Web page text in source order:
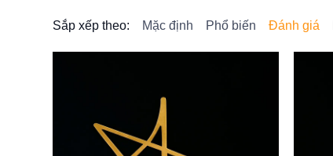
Sắp xếp theo: Mặc định Phổ biến Đánh giá